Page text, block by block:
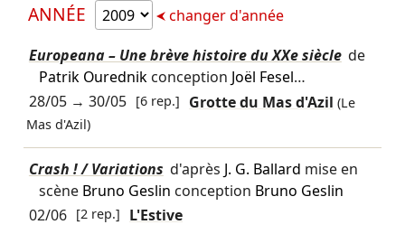
ANNÉE changer d'année
Europeana – Une brève histoire du XXe siècle de
Patrik Ourednikconception Joël Fesel…
28/05→ 30/05 [6 rep.] Grotte du Mas d'Azil (Le
Mas d'Azil)
Crash ! / Variations d'après J. G. Ballard mise en
scène Bruno Geslin conception Bruno Geslin
02/06 [2 rep.] L'Estive